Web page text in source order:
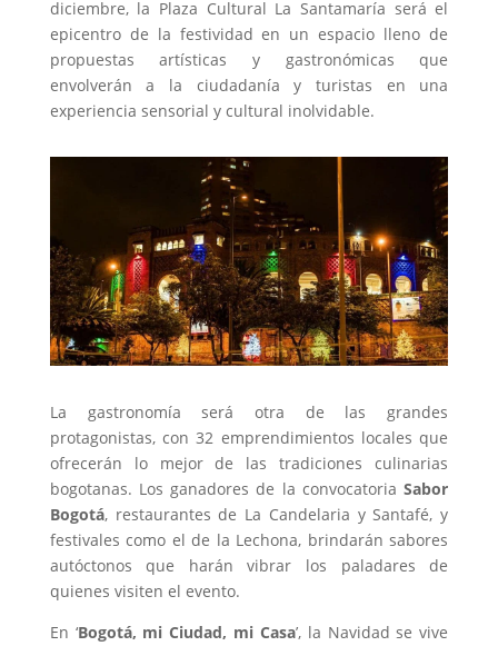
diciembre, la Plaza Cultural La Santamaría será el
epicentro de la festividad en un espacio lleno de
propuestas artísticas y gastronómicas que
envolverán a la ciudadanía y turistas en una
experiencia sensorial y cultural inolvidable.
La gastronomía será otra de las grandes
protagonistas, con 32 emprendimientos locales que
ofrecerán lo mejor de las tradiciones culinarias
bogotanas. Los ganadores de la convocatoriaSabor
Bogotá, restaurantes de La Candelaria y Santafé, y
festivales como el de la Lechona, brindarán sabores
autóctonos que harán vibrar los paladares de
quienes visiten el evento.
En ‘Bogotá, mi Ciudad, mi Casa’, la Navidad se vive